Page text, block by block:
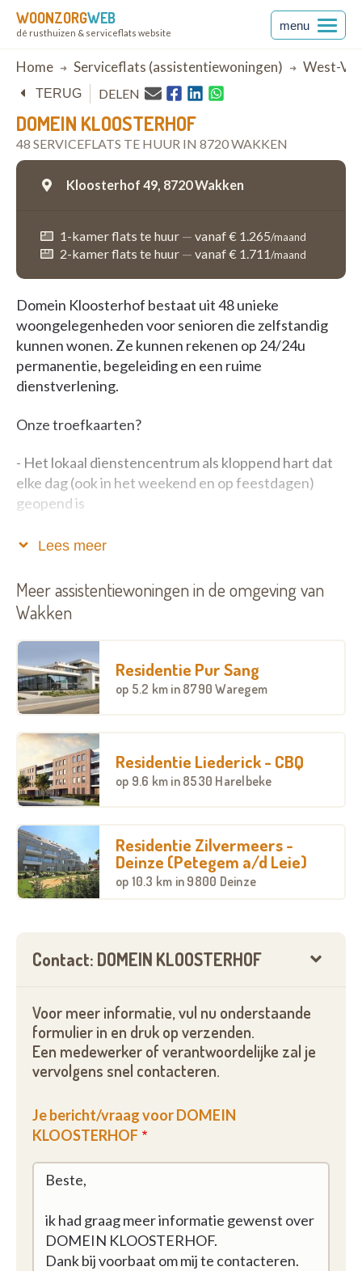
WOONZORGWEB
dé rusthuizen & serviceflats website
menu
Breadcrumb
Home Serviceflats (assistentiewoningen) West-
DOMEIN KLOOSTERHOF
48 SERVICEFLATS TE HUUR IN 8720 WAKKEN
TERUG DELEN
Kloosterhof 49, 8720 Wakken
1-kamer flats te huur — vanaf € 1.265/maand
2-kamer flats te huur — vanaf € 1.711/maand
Domein Kloosterhof bestaat uit 48 unieke
woongelegenheden voor senioren die zelfstandig
kunnen wonen. Ze kunnen rekenen op 24/24u
permanentie, begeleiding en een ruime
dienstverlening.
Onze troefkaarten?
- Het lokaal dienstencentrum als kloppend hart dat
elke dag (ook in het weekend en op feestdagen)
geopend is
- De ondersteunende naadloze zorgverlening
- Garantie toekomstige zorgverlening van het
woonzorgcentrum
- Nachtzorg ism. CAPE
Lees meer
Meer assistentiewoningen in de omgeving van
Wakken
Residentie Pur Sang
op 5.2 km in 8790 Waregem
Residentie Liederick - CBQ
op 9.6 km in 8530 Harelbeke
Residentie Zilvermeers -
Deinze (Petegem a/d Leie)
op 10.3 km in 9800 Deinze
Contact: DOMEIN KLOOSTERHOF
Voor meer informatie, vul nu onderstaande
formulier in en druk op verzenden.
Een medewerker of verantwoordelijke zal je
vervolgens snel contacteren.
Je bericht/vraag voor DOMEIN
KLOOSTERHOF